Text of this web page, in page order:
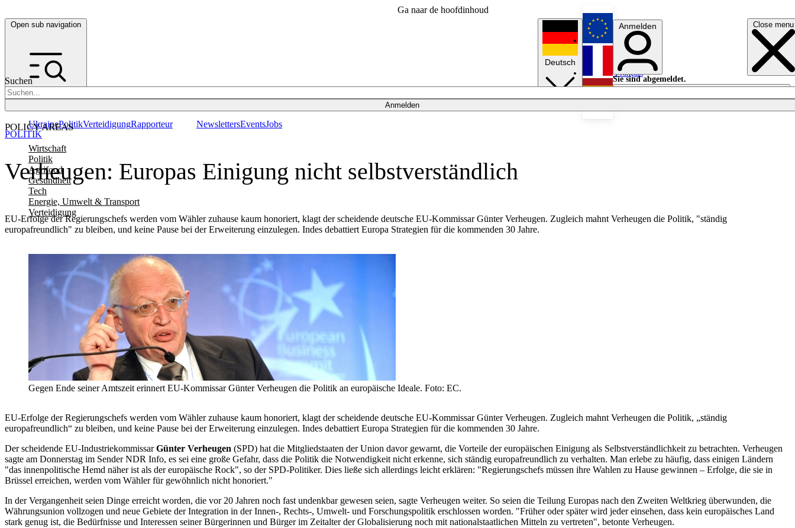
Ga naar de hoofdinhoud
Open sub navigation Close menu
Suchen
Anmelden
POLICY AREAS
Wirtschaft
Politik
Agrifood
Gesundheit
Tech
Energie, Umwelt & Transport
Verteidigung
UkrainePolitikVerteidigungRapporteur NewslettersEventsJobs
Deutsch
English
Français
Anmelden
Sie sind abgemeldet.
Anmelden
Licht aus
Verheugen: Europas Einigung nicht selbstverständlich
EU-Erfolge der Regierungschefs werden vom Wähler zuhause kaum honoriert, klagt der scheidende deutsche EU-Kommissar Günter Verheugen. Zugleich mahnt Verheugen die Politik, "ständig
europafreundlich" zu bleiben, und keine Pause bei der Erweiterung einzulegen. Indes debattiert Europa Strategien für die kommenden 30 Jahre.
POLITIK
Gegen Ende seiner Amtszeit erinnert EU-Kommissar Günter Verheugen die Politik an europäische Ideale. Foto: EC.
EU-Erfolge der Regierungschefs werden vom Wähler zuhause kaum honoriert, klagt der scheidende deutsche EU-Kommissar Günter Verheugen. Zugleich mahnt Verheugen die Politik, „ständig
europafreundlich“ zu bleiben, und keine Pause bei der Erweiterung einzulegen. Indes debattiert Europa Strategien für die kommenden 30 Jahre.
Der scheidende EU-IndustriekommissarGünter Verheugen (SPD) hat die Mitgliedstaaten der Union davor gewarnt, die Vorteile der europäischen Einigung als Selbstverständlichkeit zu betrachten. Verheugen
sagte am Donnerstag im Sender NDR Info, es sei eine große Gefahr, dass die Politik die Notwendigkeit nicht erkenne, sich ständig europafreundlich zu verhalten. Man erlebe zu häufig, dass einigen Ländern
"das innenpolitische Hemd näher ist als der europäische Rock", so der SPD-Politiker. Dies ließe sich allerdings leicht erklären: "Regierungschefs müssen ihre Wahlen zu Hause gewinnen – Erfolge, die sie in
Brüssel erreichen, werden vom Wähler für gewöhnlich nicht honoriert."
In der Vergangenheit seien Dinge erreicht worden, die vor 20 Jahren noch fast undenkbar gewesen seien, sagte Verheugen weiter. So seien die Teilung Europas nach den Zweiten Weltkrieg überwunden, die
Währungsunion vollzogen und neue Gebiete der Integration in der Innen-, Rechts-, Umwelt- und Forschungspolitik erschlossen worden. "Früher oder später wird jeder einsehen, dass kein europäisches Land
stark genug ist, die Bedürfnisse und Interessen seiner Bürgerinnen und Bürger im Zeitalter der Globalisierung noch mit nationalstaatlichen Mitteln zu vertreten", betonte Verheugen.